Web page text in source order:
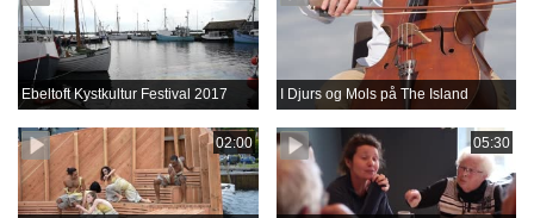
Ebeltoft Kystkultur Festival 2017 I Djurs og Mols på The Island
02:00 05:30